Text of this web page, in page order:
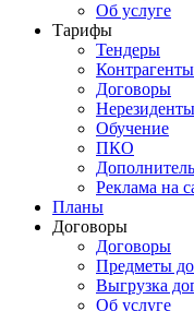
Об услуге
Тарифы
Тендеры
Контрагенты
Договоры
Нерезиденты
Обучение
ПКО
Реклама на
Планы
Договоры
Договоры
Предметы
Выгрузка
Об услуге